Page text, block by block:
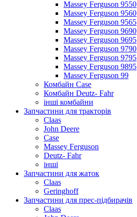
Massey Ferguson 9550
Massey Ferguson 9560
Massey Ferguson 9565
Massey Ferguson 9690
Massey Ferguson 9695
Massey Ferguson 9790
Massey Ferguson 9795
Massey Ferguson 9895
Massey Ferguson 99
Комбайн Case
Комбайн Deutz- Fahr
інші комбайни
Запчастини для тракторів
Claas
John Deere
Case
Massey Ferguson
Deutz- Fahr
інші
Запчастини для жаток
Claas
Geringhoff
Запчастини для прес-підбирачів
Claas